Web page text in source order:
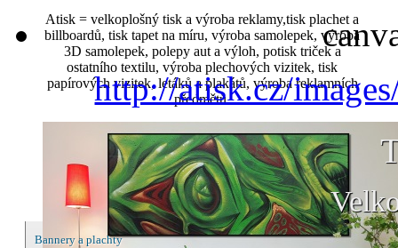
Atisk = velkoplošný tisk a výroba reklamy,tisk plachet a
billboardů, tisk tapet na míru, výroba samolepek, výroba
3D samolepek, polepy aut a výloh, potisk triček a
ostatního textilu, výroba plechových vizitek, tisk
papírových vizitek, letáků a plakátů, výroba reklamních
předmětů.
http://atisk.cz/
Bannery a plachty